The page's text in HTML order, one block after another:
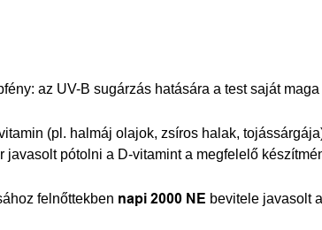
az UV-B sugárzás hatására a test saját
(pl. halmáj olajok, zsíros halak,
pótolni a D-vitamint a megfelelő
felnőttekben napi 2000 NE bevitele javasolt